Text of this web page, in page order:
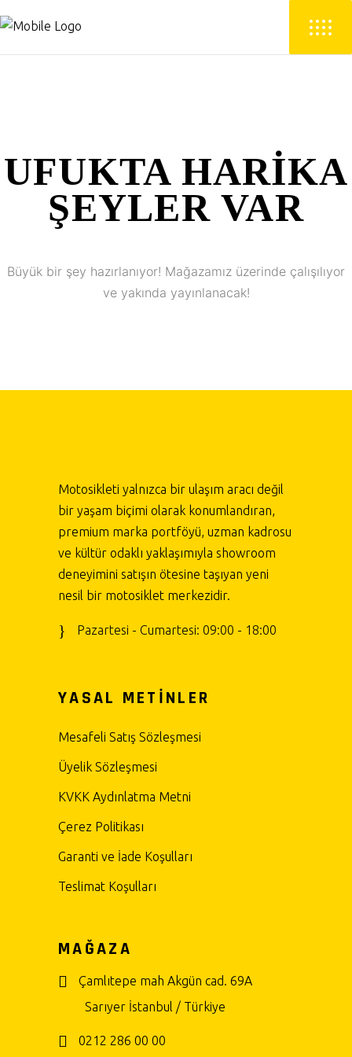
UFUKTA HARIKA
ŞEYLER VAR
Büyük bir şey hazırlanıyor! Mağazamız üzerinde çalışılıyor
ve yakında yayınlanacak!
Motosikleti yalnızca bir ulaşım aracı değil
bir yaşam biçimi olarak konumlandıran,
premium marka portföyü, uzman kadrosu
ve kültür odaklı yaklaşımıyla showroom
deneyimini satışın ötesine taşıyan yeni
nesil bir motosiklet merkezidir.
Pazartesi - Cumartesi: 09:00 - 18:00
YASAL METİNLER
Mesafeli Satış Sözleşmesi
Üyelik Sözleşmesi
KVKK Aydınlatma Metni
Çerez Politikası
Garanti ve İade Koşulları
Teslimat Koşulları
MAĞAZA
Çamlıtepe mah Akgün cad. 69A
Sarıyer İstanbul / Türkiye
0212 286 00 00